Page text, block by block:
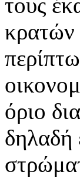
τους
κρατών
όριο
δηλαδή